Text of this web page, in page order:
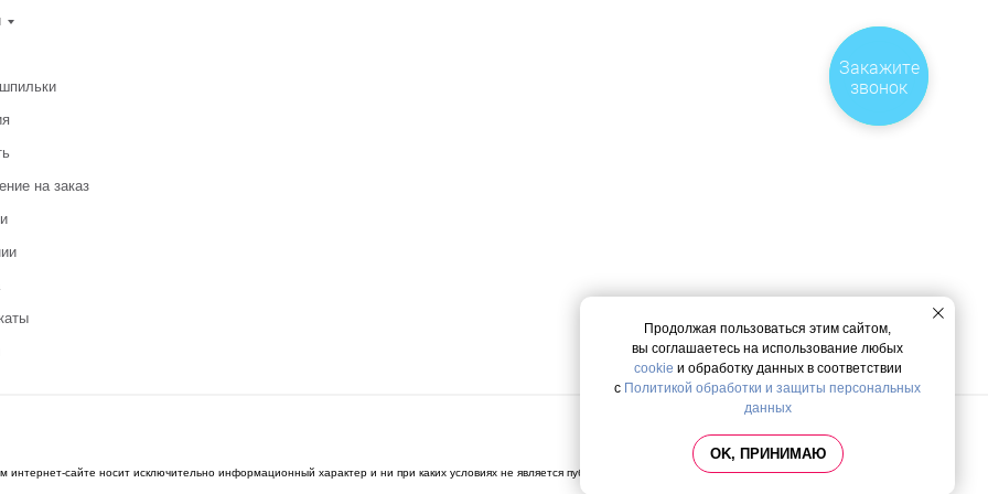
на заказ
Политика конфиденциальности
сайте носит исключительно информационный характер и ни при каких условиях не является публичной офертой, определяемой
Продолжая пользоваться этим сайтом,
вы соглашаетесь на использование любых
cookie и обработку данных в соответствии
с Политикой обработки и защиты персональных
данных
OK, ПРИНИМАЮ
Закажите
звонок